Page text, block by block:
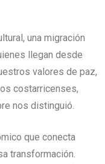
una migración
llegan desde
valores de paz,
costarricenses,
nos distinguió.
que conecta
transformación.